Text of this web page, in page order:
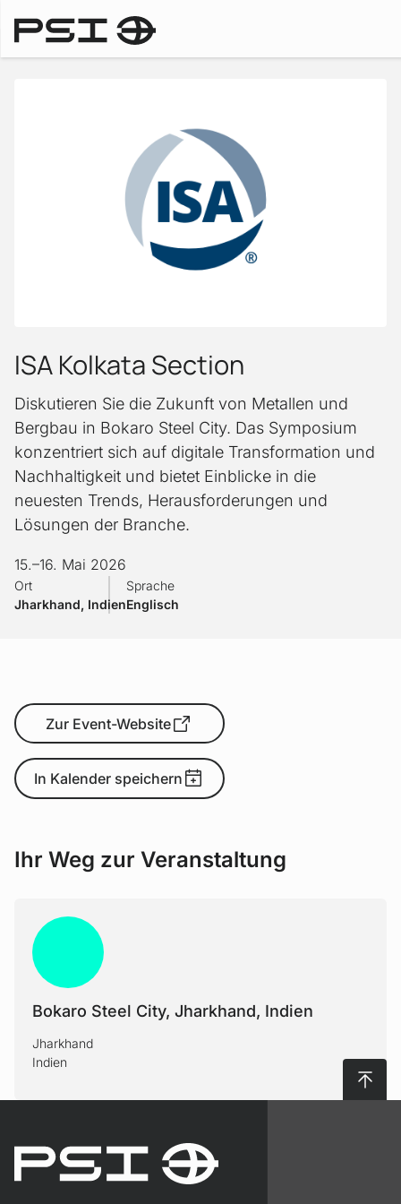
ISA Kolkata Section
Diskutieren Sie die Zukunft von Metallen und
Bergbau in Bokaro Steel City. Das Symposium
konzentriert sich auf digitale Transformation und
Nachhaltigkeit und bietet Einblicke in die
neuesten Trends, Herausforderungen und
Lösungen der Branche.
15.–16. Mai 2026
Ort
Jharkhand, Indien
Sprache
Englisch
Zur Event-Website
In Kalender speichern
Ihr Weg zur Veranstaltung
Bokaro Steel City, Jharkhand, Indien
Jharkhand
Indien
Nach